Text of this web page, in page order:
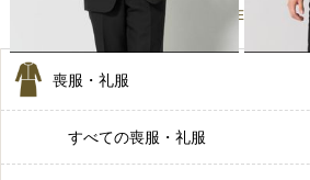
CATEGORY
喪服・礼服
すべての喪服・礼服